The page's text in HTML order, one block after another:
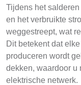
Tijdens het
en het verbruikte
weggestreept, wat
Dit betekent dat
produceren wordt
dekken, waardoor u
elektrische netwerk.